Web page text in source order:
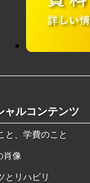
ャルコンテンツ
と、学費のこと
肖像
とリハビリ